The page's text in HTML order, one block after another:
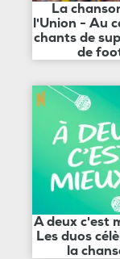
La
l'Union - Au
chants de
de
A deux c'est
Les duos
la